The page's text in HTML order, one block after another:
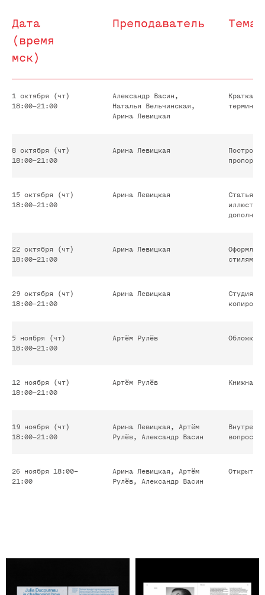
Дата
(время
мск)
Преподаватель Тема
1 октября (чт)
18:00–21:00
Александр Васин,
Наталья Вельчинская,
Арина Левицкая
Краткая
термины,
8 октября (чт)
18:00–21:00
Арина Левицкая
15 октября (чт)
18:00–21:00
Арина Левицкая
Статья,
22 октября (чт)
18:00–21:00
Арина Левицкая
стилями,
29 октября (чт)
18:00–21:00
Арина Левицкая
Студия
5 ноября (чт)
18:00–21:00
Артём Рулёв Обложка,
12 ноября (чт)
18:00–21:00
Артём Рулёв Книжная
19 ноября (чт)
18:00–21:00
Арина Левицкая, Артём
Рулёв, Александр Васин
вопросы
26 ноября 18:00–
21:00
Арина Левицкая, Артём
Рулёв, Александр Васин
Открытый
персональных данных
и ответит на все ваши вопросы
касательно курса